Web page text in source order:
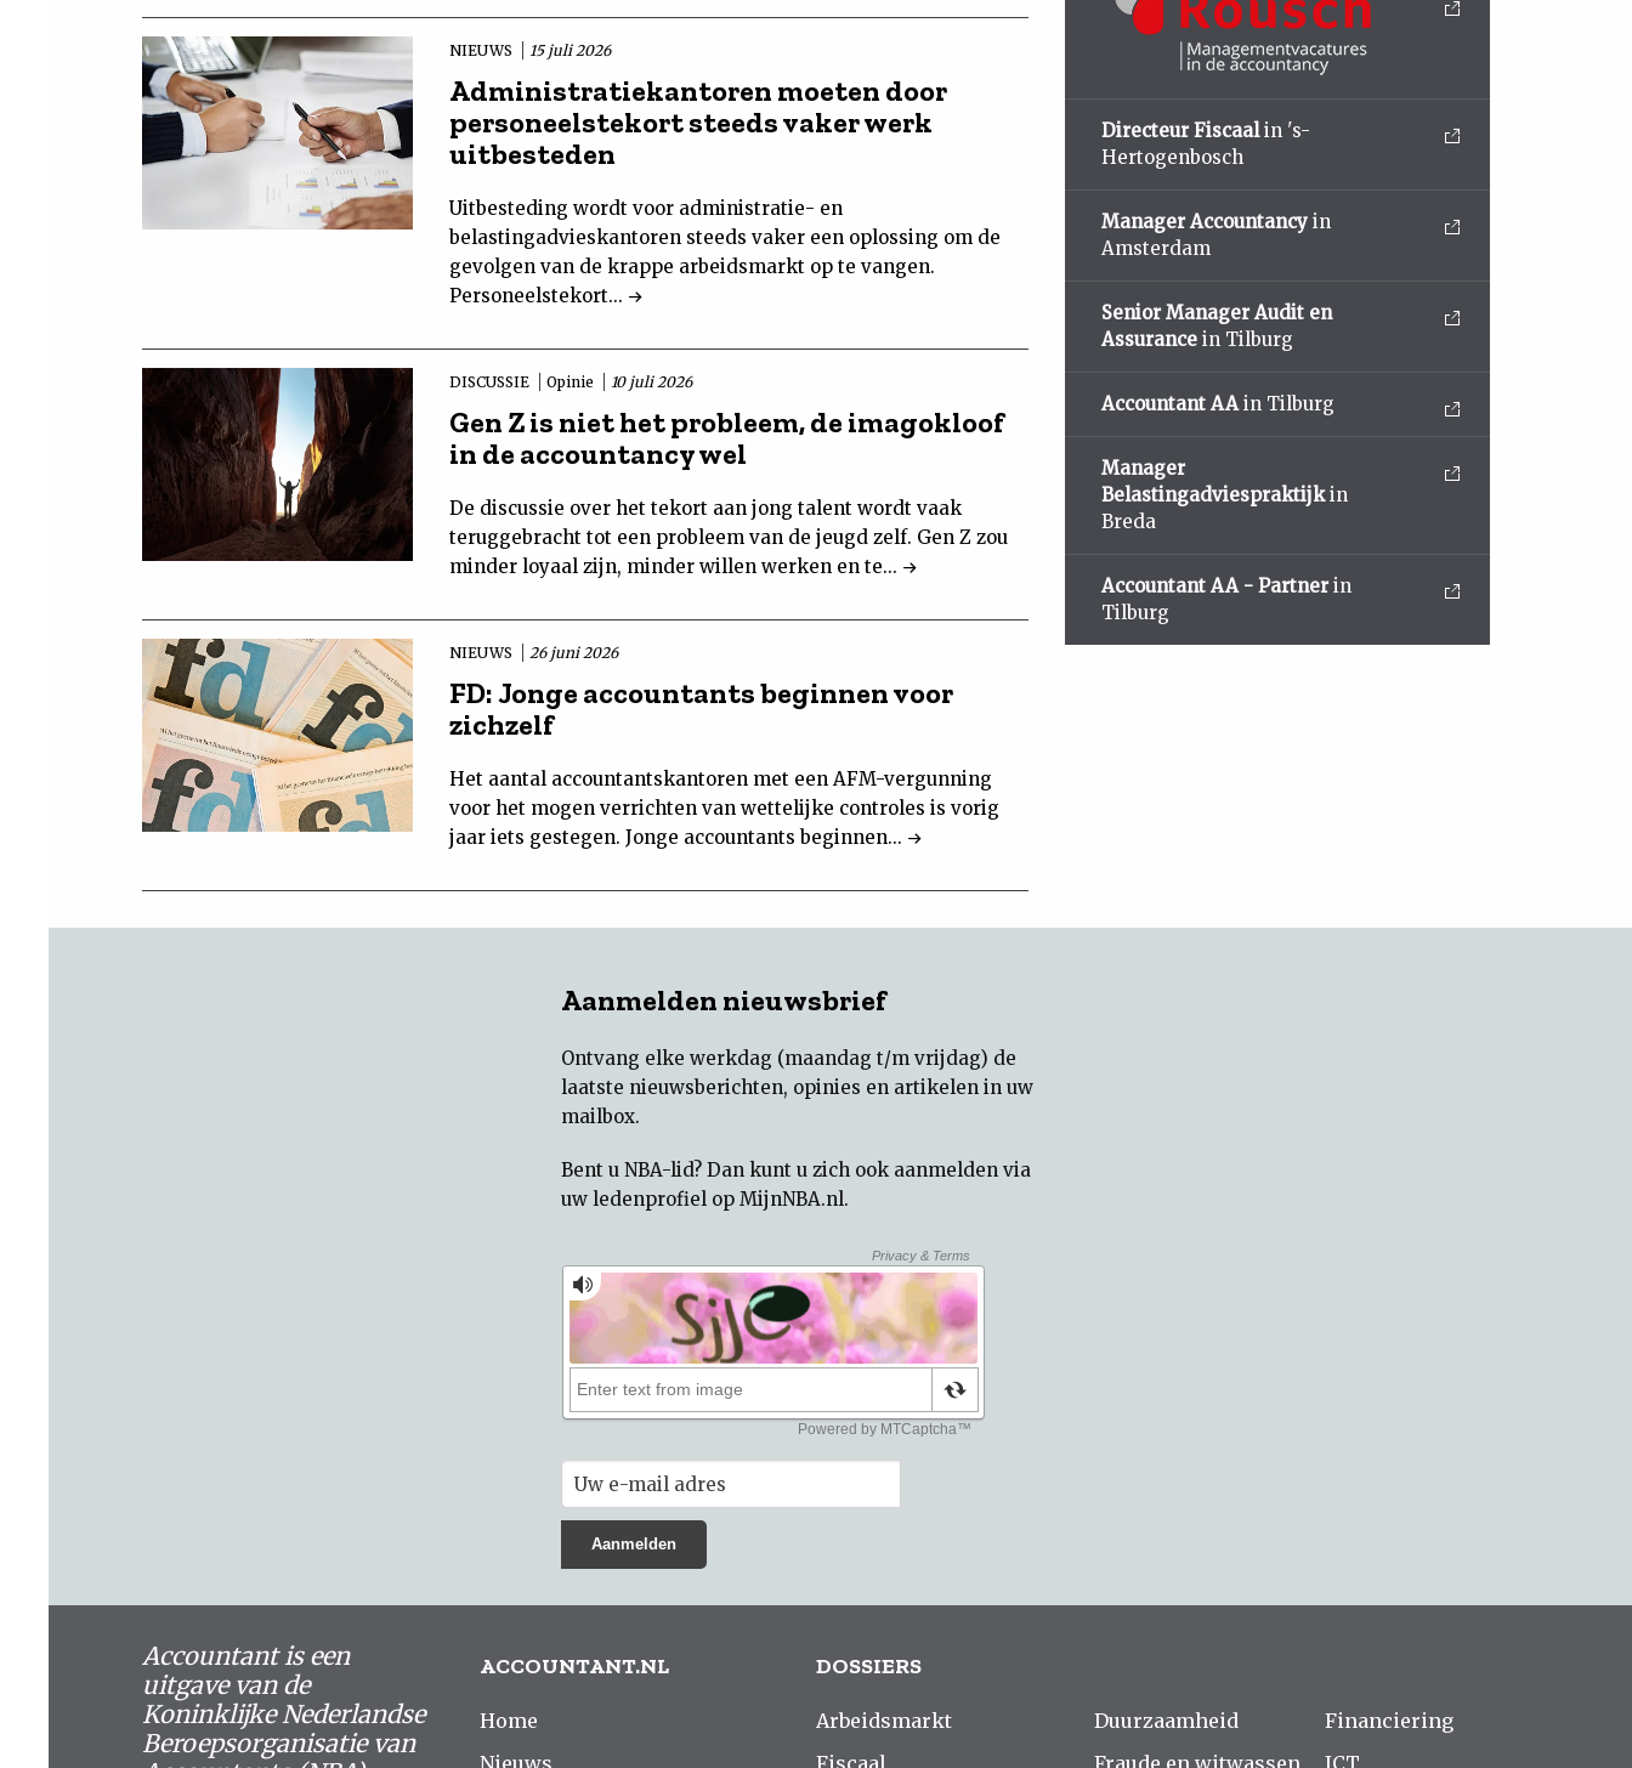
NIEUWS 15 juli 2026
Administratiekantoren moeten door
personeelstekort steeds vaker werk
uitbesteden
Uitbesteding wordt voor administratie- en
belastingadvieskantoren steeds vaker een oplossing om de
gevolgen van de krappe arbeidsmarkt op te vangen.
Personeelstekort...
DISCUSSIE Opinie 10 juli 2026
Gen Z is niet het probleem, de imagokloof
in de accountancy wel
De discussie over het tekort aan jong talent wordt vaak
teruggebracht tot een probleem van de jeugd zelf. Gen Z zou
minder loyaal zijn, minder willen werken en te...
NIEUWS 26 juni 2026
FD: Jonge accountants beginnen voor
zichzelf
Het aantal accountantskantoren met een AFM-vergunning
voor het mogen verrichten van wettelijke controles is vorig
jaar iets gestegen. Jonge accountants beginnen...
Directeur Fiscaalin 's-
Hertogenbosch
Manager Accountancy in
Amsterdam
Senior Manager Audit en
Assurance in Tilburg
Accountant AAin Tilburg
Manager
Belastingadviespraktijkin
Breda
Accountant AA - Partner in
Tilburg
Aanmelden nieuwsbrief
Ontvang elke werkdag (maandag t/m vrijdag) de
laatste nieuwsberichten, opinies en artikelen in uw
mailbox.
Bent u NBA-lid? Dan kunt u zich ook aanmelden via
uw ledenprofiel op MijnNBA.nl.
Accountant is een
uitgave van de
Koninklijke Nederlandse
Beroepsorganisatie van
ACCOUNTANT.NL
Home
Nieuws
DOSSIERS
Arbeidsmarkt
Fiscaal
Duurzaamheid
Fraude en witwassen
Financiering
ICT